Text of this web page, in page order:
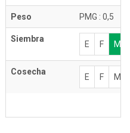
Peso PMG : 0,5
Siembra
E F M
Cosecha
E F M